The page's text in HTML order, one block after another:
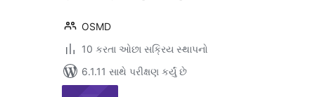
OSMD
10 કરતા ઓછા સક્રિય સ્થાપનો
6.1.11 સાથે પરીક્ષણ કર્યું છે